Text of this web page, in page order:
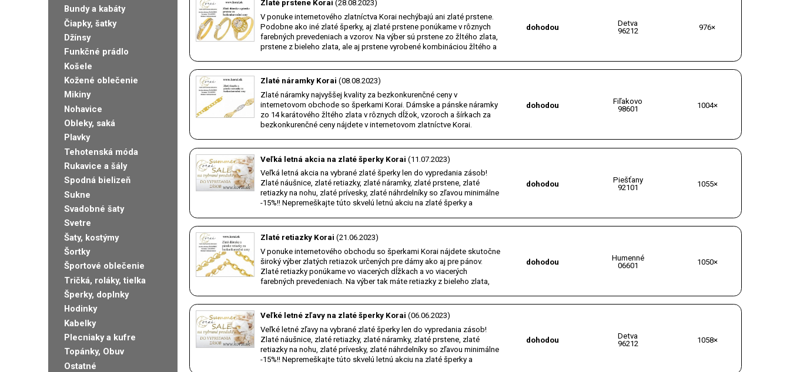
Zlaté prstene Korai (28.08.2023)
V ponuke internetového zlatníctva Korai nechýbajú ani zlaté prstene.
Podobne ako iné zlaté šperky, aj zlaté prstene ponúkame v rôznych
farebných prevedeniach a vzorov. Na výber sú prstene zo žltého zlata,
prstene z bieleho zlata, ale aj prstene vyrobené kombináciou žltého a
dohodou
Detva
96212
976×
Zlaté náramky Korai (08.08.2023)
Zlaté náramky najvyššej kvality za bezkonkurenčné ceny v
internetovom obchode so šperkami Korai. Dámske a pánske náramky
zo 14 karátového žltého zlata v rôznych dĺžok, vzoroch a šírkach za
bezkonkurenčné ceny nájdete v internetovom zlatníctve Korai.
dohodou
Fiľakovo
98601
1004×
Veľká letná akcia na zlaté šperky Korai (11.07.2023)
Veľká letná akcia na vybrané zlaté šperky len do vypredania zásob!
Zlaté náušnice, zlaté retiazky, zlaté náramky, zlaté prstene, zlaté
retiazky na nohu, zlaté prívesky, zlaté náhrdelníky so zľavou minimálne
-15%!! Nepremeškajte túto skvelú letnú akciu na zlaté šperky a
dohodou
Piešťany
92101
1055×
Zlaté retiazky Korai (21.06.2023)
V ponuke internetového obchodu so šperkami Korai nájdete skutočne
široký výber zlatých retiazok určených pre dámy ako aj pre pánov.
Zlaté retiazky ponúkame vo viacerých dĺžkach a vo viacerých
farebných prevedeniach. Na výber tak máte retiazky z bieleho zlata,
dohodou
Humenné
06601
1050×
Veľké letné zľavy na zlaté šperky Korai (06.06.2023)
Veľké letné zľavy na vybrané zlaté šperky len do vypredania zásob!
Zlaté náušnice, zlaté retiazky, zlaté náramky, zlaté prstene, zlaté
retiazky na nohu, zlaté prívesky, zlaté náhrdelníky so zľavou minimálne
-15%!! Nepremeškajte túto skvelú letnú akciu na zlaté šperky a
dohodou
Detva
96212
1058×
Bundy a kabáty
Čiapky, šatky
Džínsy
Funkčné prádlo
Košele
Kožené oblečenie
Mikiny
Nohavice
Obleky, saká
Plavky
Tehotenská móda
Rukavice a šály
Spodná bielizeň
Sukne
Svadobné šaty
Svetre
Šaty, kostýmy
Šortky
Športové oblečenie
Tričká, roláky, tielka
Šperky, doplnky
Hodinky
Kabelky
Plecniaky a kufre
Topánky, Obuv
Ostatné